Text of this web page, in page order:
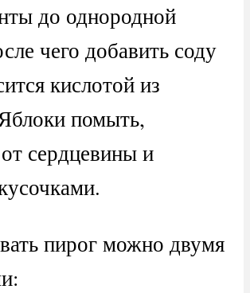
до однородной
чего добавить соду
кислотой из
помыть,
сердцевины и
пирог можно двумя